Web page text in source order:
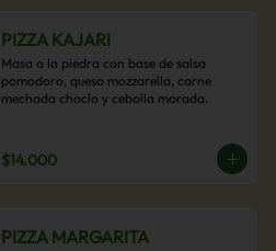
PIZZA KAJARI
Masa a la piedra con base de salsa
pomodoro, queso mozzarella, carne
mechada choclo y cebolla morada.
$14.000
PIZZA MARGARITA